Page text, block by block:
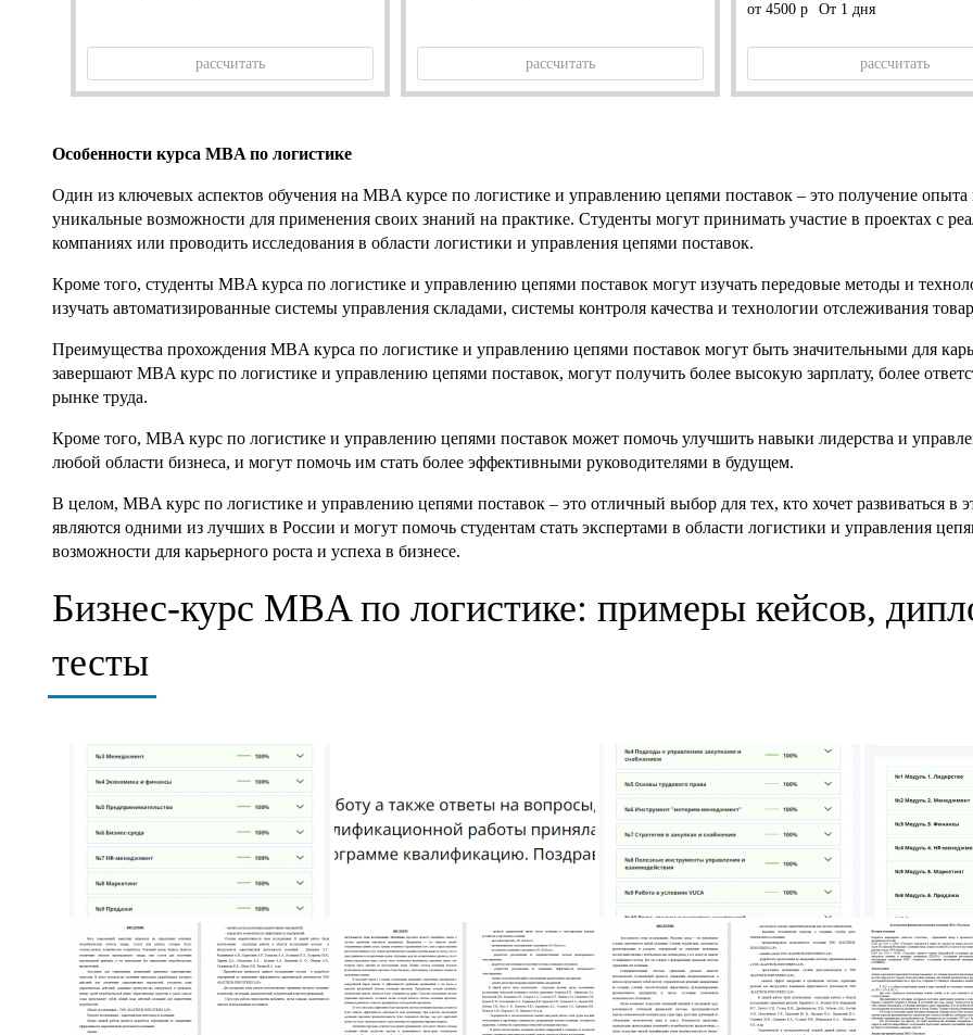
рассчитать рассчитать
от 4500 р От 1 дня
рассчитать
Особенности курса MBA по логистике
Один из ключевых аспектов обучения на MBA курсе по логистике и управлению цепями поставок – это получение
уникальные возможности для применения своих знаний на практике. Студенты могут принимать участие в проектах с
компаниях или проводить исследования в области логистики и управления цепями поставок.
Кроме того, студенты MBA курса по логистике и управлению цепями поставок могут изучать передовые методы и
изучать автоматизированные системы управления складами, системы контроля качества и технологии отслеживания
Преимущества прохождения MBA курса по логистике и управлению цепями поставок могут быть значительными для
завершают MBA курс по логистике и управлению цепями поставок, могут получить более высокую зарплату, более
рынке труда.
Кроме того, MBA курс по логистике и управлению цепями поставок может помочь улучшить навыки лидерства и
любой области бизнеса, и могут помочь им стать более эффективными руководителями в будущем.
В целом, MBA курс по логистике и управлению цепями поставок – это отличный выбор для тех, кто хочет развиваться
являются одними из лучших в России и могут помочь студентам стать экспертами в области логистики и управления
возможности для карьерного роста и успеха в бизнесе.
Бизнес-курс MBA по логистике: примеры кейсов,
тесты